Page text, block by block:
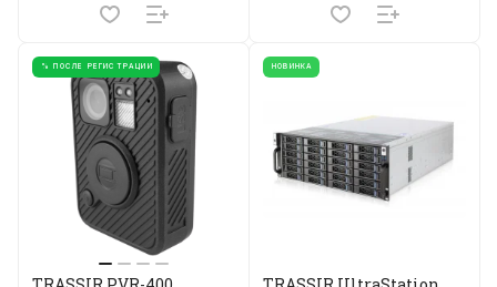
% ПОСЛЕ РЕГИСТРАЦИИ НОВИНКА